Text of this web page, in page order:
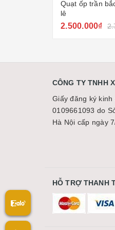
Quạt trần đèn
3.800.000₫
CÔNG TY TNHH
Giấy đăng ký kinh
0109661093 do
Hà Nội cấp ngày
HỖ TRỢ THANH